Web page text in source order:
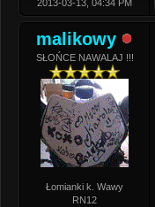
2013-03-13, 04:34 PM
malikowy
SŁOŃCE NAWALAJ !!!
Łomianki k. Wawy
RN12